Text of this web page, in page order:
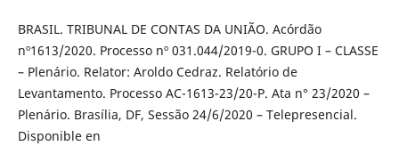
BRASIL. TRIBUNAL DE CONTAS DA UNIÃO. Acórdão
nº1613/2020. Processo nº 031.044/2019-0. GRUPO I – CLASSE
– Plenário. Relator: Aroldo Cedraz. Relatório de
Levantamento. Processo AC-1613-23/20-P. Ata n° 23/2020 –
Plenário. Brasília, DF, Sessão 24/6/2020 – Telepresencial.
Disponible en